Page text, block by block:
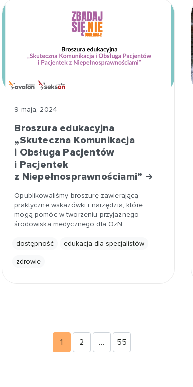
9 maja, 2024
Broszura edukacyjna
„Skuteczna Komunikacja
i Obsługa Pacjentów
i Pacjentek
z Niepełnosprawnościami”
Opublikowaliśmy broszurę zawierającą
praktyczne wskazówki i narzędzia, które
mogą pomóc w tworzeniu przyjaznego
środowiska medycznego dla OzN.
dostępność edukacja dla specjalistów
zdrowie
1 2 … 55